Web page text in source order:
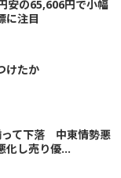
安の65,606円で小幅
に注目
けたか
って下落 中東情勢悪
化し売り優...